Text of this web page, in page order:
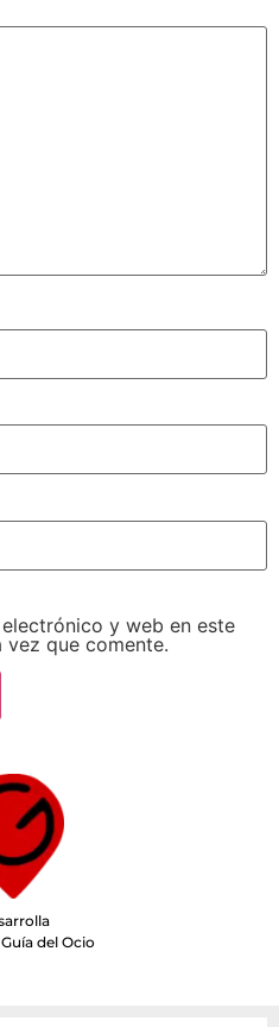
y web en este
que comente.
del Ocio